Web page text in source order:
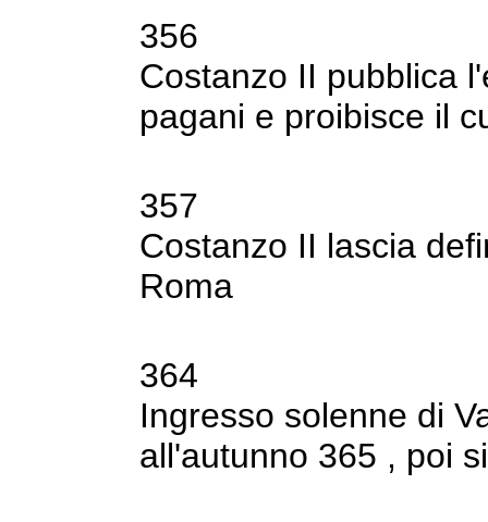
356
Costanzo II pubblica
pagani e proibisce il
357
Costanzo II lascia
Roma
364
Ingresso solenne di
all'autunno 365 , poi